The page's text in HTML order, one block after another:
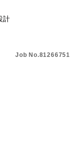
計
Job No.81266751